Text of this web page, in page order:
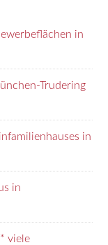
in
Trudering
in
in
viele